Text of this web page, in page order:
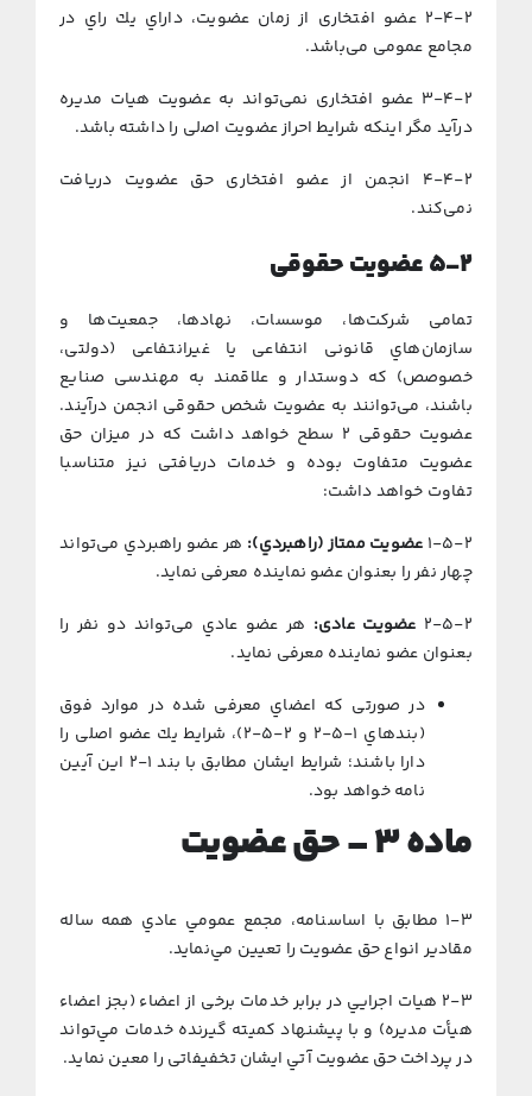
۲-۴-۲ ﻋﻀﻮ اﻓﺘﺨﺎری از زﻣﺎن ﻋﻀﻮﻳﺖ، داراي ﻳﻚ راي در
ﻣﺠﺎﻣﻊ ﻋﻤﻮمی می‌ﺑﺎﺷﺪ.
۳-۴-۲ ﻋﻀﻮ اﻓﺘﺨﺎری نمی‌تواﻧﺪ ﺑﻪ ﻋﻀﻮﻳﺖ ﻫﻴﺎت ﻣﺪﻳﺮه
درآﻳﺪ ﻣﮕﺮ اﻳﻨﻜﻪ ﺷﺮاﻳﻂ اﺣﺮاز ﻋﻀﻮﻳﺖ اﺻلی را داﺷﺘﻪ ﺑﺎﺷﺪ.
۴-۴-۲ اﻧﺠﻤﻦ از ﻋﻀﻮ اﻓﺘﺨﺎری ﺣﻖ ﻋﻀﻮﻳﺖ درﻳﺎﻓﺖ
ﻧمی‌ﻛﻨﺪ.
۵-۲ﻋﻀﻮﻳﺖ ﺣﻘﻮقی
ﺗﻤﺎمی ﺷﺮکت‌ها، ﻣﻮﺳﺴﺎت، ﻧﻬﺎدﻫﺎ، جمعیت‌ها و
ﺳﺎزﻣﺎن‌ﻫﺎي ﻗﺎﻧﻮنی اﻧﺘﻔﺎعی ﻳﺎ ﻏﻴﺮاﻧﺘﻔﺎعی (دولتی،
خصوصص) ﻛﻪ دوﺳﺘﺪار و ﻋﻼﻗﻤﻨﺪ ﺑﻪ مهندسی صنایع
ﺑﺎﺷﻨﺪ، میﺗﻮاﻧﻨﺪ ﺑﻪ ﻋﻀﻮﻳﺖ ﺷﺨﺺ ﺣﻘﻮقی اﻧﺠﻤﻦ درآﻳﻨﺪ.
ﻋﻀﻮﻳﺖ ﺣﻘﻮقی ۲ ﺳﻄﺢ ﺧﻮاﻫﺪ داﺷﺖ ﻛﻪ در ﻣﻴﺰان ﺣﻖ
ﻋﻀﻮﻳﺖ ﻣﺘﻔﺎوت ﺑﻮده و ﺧﺪﻣﺎت دریافتی ﻧﻴﺰ ﻣﺘﻨﺎﺳﺒﺎ
ﺗﻔﺎوت ﺧﻮاﻫﺪ داﺷﺖ:
۱-۵-۲ ﻋﻀﻮﻳﺖ ﻣﻤﺘﺎز (راﻫﺒﺮدي): ﻫﺮ ﻋﻀﻮ راﻫﺒﺮدي میﺗﻮاﻧﺪ
ﭼﻬﺎر ﻧﻔﺮ را ﺑﻌﻨﻮان ﻋﻀﻮ ﻧﻤﺎﻳﻨﺪه ﻣﻌﺮفی ﻧﻤﺎﻳﺪ.
۲-۵-۲ ﻋﻀﻮﻳﺖ ﻋﺎدی: ﻫﺮ ﻋﻀﻮ ﻋﺎدي میﺗﻮاﻧﺪ دو ﻧﻔﺮ را
ﺑﻌﻨﻮان ﻋﻀﻮ ﻧﻤﺎﻳﻨﺪه معرفی ﻧﻤﺎﻳﺪ.
در ﺻﻮرتی ﻛﻪ اﻋﻀﺎي ﻣﻌﺮفی ﺷﺪه در ﻣﻮارد ﻓﻮق
(ﺑﻨﺪﻫﺎي ۱-۵-۲ و ۲-۵-۲)، ﺷﺮاﻳﻂ ﻳﻚ ﻋﻀﻮ اصلی را
دارا ﺑﺎﺷﻨﺪ؛ ﺷﺮاﻳﻂ اﻳﺸﺎن ﻣﻄﺎﺑﻖ ﺑﺎ بند ۱-۲ اﻳﻦ آﻳﻴﻦ
ﻧﺎﻣﻪ ﺧﻮاﻫﺪ ﺑﻮد.
ﻣﺎده۳ – ﺣﻖ ﻋﻀﻮﻳﺖ
۱-۳ مطابق با اساسنامه، مجمع عمومي عادي همه ساله
مقادير انواع حق عضويت را تعيين مي‌نمايد.
۲-۳ هيات اجرايي در برابر خدمات برخی از اعضاء (بجز اعضاء
هيأت مديره) و با پيشنهاد كميته گيرنده خدمات مي‌تواند
در پرداخت حق عضويت آتي ايشان تخفيفاتی را معين نمايد.